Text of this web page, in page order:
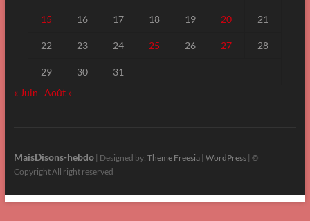
15 16 17 18 19 20 21
22 23 24 25 26 27 28
29 30
31
« Juin Août »
MaisDisons-hebdo| Designed by: Theme Freesia| WordPress| ©
Copyright All right reserved